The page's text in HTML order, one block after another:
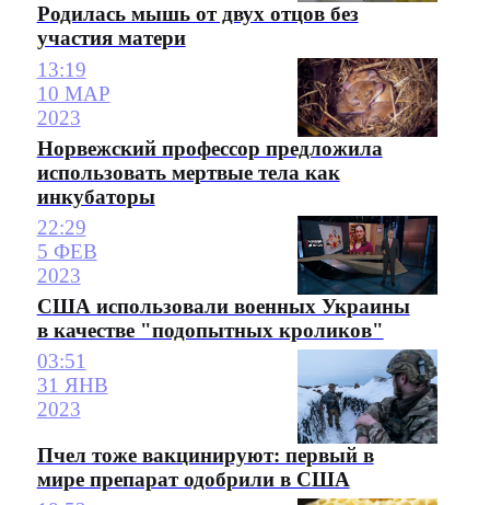
Родилась мышь от двух отцов без
участия матери
13:19
10 МАР
2023
Норвежский профессор предложила
использовать мертвые тела как
инкубаторы
22:29
5 ФЕВ
2023
США использовали военных Украины
в качестве "подопытных кроликов"
03:51
31 ЯНВ
2023
Пчел тоже вакцинируют: первый в
мире препарат одобрили в США